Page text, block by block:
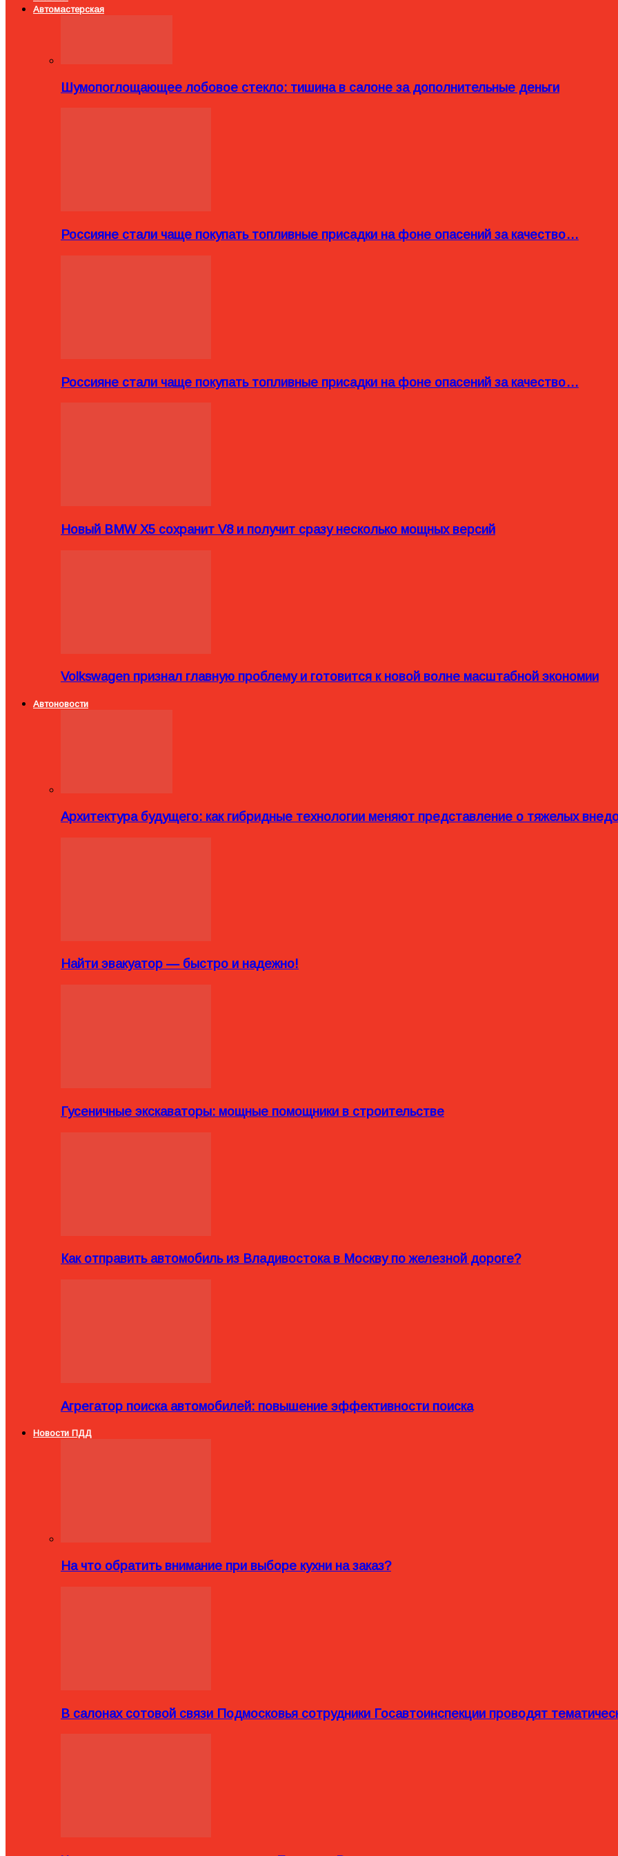
Автомастерская
Шумопоглощающее лобовое стекло: тишина в салоне за дополнительные деньги
Россияне стали чаще покупать топливные присадки на фоне опасений за качество…
Россияне стали чаще покупать топливные присадки на фоне опасений за качество…
Новый BMW X5 сохранит V8 и получит сразу несколько мощных версий
Volkswagen признал главную проблему и готовится к новой волне масштабной экономии
Автоновости
Архитектура будущего: как гибридные технологии меняют представление о тяжелых
Найти эвакуатор — быстро и надежно!
Гусеничные экскаваторы: мощные помощники в строительстве
Как отправить автомобиль из Владивостока в Москву по железной дороге?
Агрегатор поиска автомобилей: повышение эффективности поиска
Новости ПДД
На что обратить внимание при выборе кухни на заказ?
В салонах сотовой связи Подмосковья сотрудники Госавтоинспекции проводят